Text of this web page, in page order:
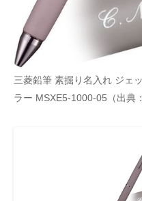
三菱鉛筆 素掘り名入れ ジェ
ラー MSXE5-1000-05（出典：